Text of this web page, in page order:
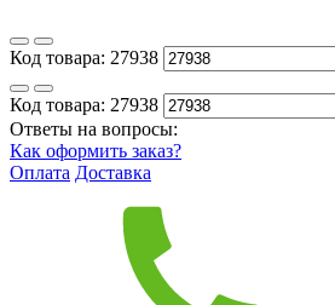
Код товара: 27938
Код товара: 27938
Ответы на вопросы:
Как оформить заказ?
Оплата Доставка